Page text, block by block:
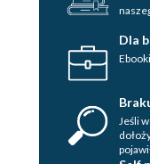
Dla
Jeśli